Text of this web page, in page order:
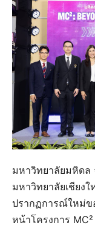
มหาวิทยาลัยมหิดล
มหาวิทยาลัยเชียง
ปรากฏการณ์ใหม่ข
หน้าโครงการ